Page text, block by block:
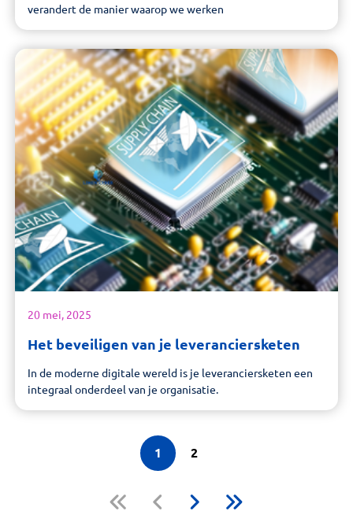
verandert de manier waarop we werken
20 mei, 2025
Het beveiligen van je leveranciersketen
In de moderne digitale wereld is je leveranciersketen een
integraal onderdeel van je organisatie.
1 2